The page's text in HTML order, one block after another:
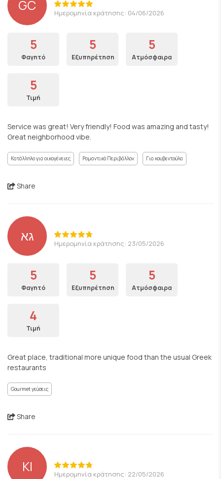
GC Ημερομηνία κράτησης: 04/06/2026
5
Φαγητό
5
Εξυπηρέτηση
5
Ατμόσφαιρα
5
Τιμή
Service was great! Very friendly! Food was amazing and tasty!
Great neighborhood vibe.
Κατάλληλο για οικογένειες Ρομαντικό Περιβάλλον Για κουβεντούλα
Share
גא Ημερομηνία κράτησης: 23/05/2026
5
Φαγητό
5
Εξυπηρέτηση
5
Ατμόσφαιρα
4
Τιμή
Great place, traditional more unique food than the usual Greek
restaurants
Gourmet γεύσεις
Share
KI Ημερομηνία κράτησης: 22/05/2026